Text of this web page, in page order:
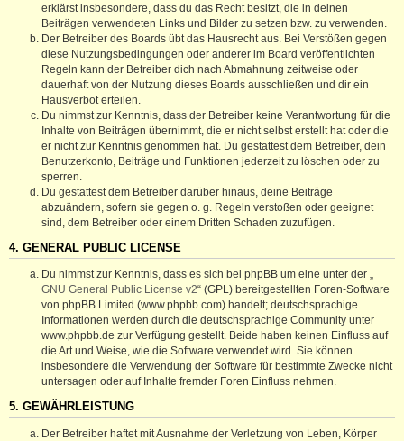
erklärst insbesondere, dass du das Recht besitzt, die in deinen
Beiträgen verwendeten Links und Bilder zu setzen bzw. zu verwenden.
Der Betreiber des Boards übt das Hausrecht aus. Bei Verstößen gegen
diese Nutzungsbedingungen oder anderer im Board veröffentlichten
Regeln kann der Betreiber dich nach Abmahnung zeitweise oder
dauerhaft von der Nutzung dieses Boards ausschließen und dir ein
Hausverbot erteilen.
Du nimmst zur Kenntnis, dass der Betreiber keine Verantwortung für die
Inhalte von Beiträgen übernimmt, die er nicht selbst erstellt hat oder die
er nicht zur Kenntnis genommen hat. Du gestattest dem Betreiber, dein
Benutzerkonto, Beiträge und Funktionen jederzeit zu löschen oder zu
sperren.
Du gestattest dem Betreiber darüber hinaus, deine Beiträge
abzuändern, sofern sie gegen o. g. Regeln verstoßen oder geeignet
sind, dem Betreiber oder einem Dritten Schaden zuzufügen.
4. GENERAL PUBLIC LICENSE
Du nimmst zur Kenntnis, dass es sich bei phpBB um eine unter der „
GNU General Public License v2“ (GPL) bereitgestellten Foren-Software
von phpBB Limited (www.phpbb.com) handelt; deutschsprachige
Informationen werden durch die deutschsprachige Community unter
www.phpbb.de zur Verfügung gestellt. Beide haben keinen Einfluss auf
die Art und Weise, wie die Software verwendet wird. Sie können
insbesondere die Verwendung der Software für bestimmte Zwecke nicht
untersagen oder auf Inhalte fremder Foren Einfluss nehmen.
5. GEWÄHRLEISTUNG
Der Betreiber haftet mit Ausnahme der Verletzung von Leben, Körper